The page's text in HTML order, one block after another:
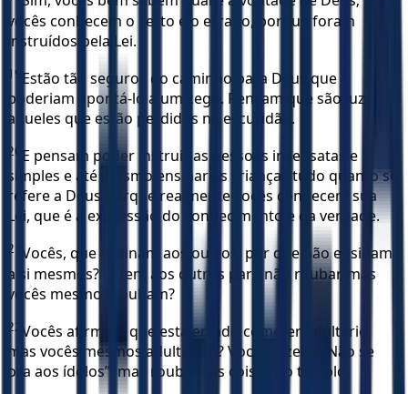
vocês conhecem o certo e o errado, porque foram
instruídos pela Lei.
19 Estão tão seguros do caminho para Deus que
poderiam apontá-lo a um cego. Pensam que são luz para
aqueles que estão perdidos na escuridão.
20 E pensam poder instruir as pessoas insensatas e
simples e até mesmo ensinar às crianças tudo quanto se
refere a Deus porque realmente vocês conhecem sua
Lei, que é a expressão do conhecimento e da verdade.
21
Vocês, que ensinam aos outros, por que não ensinam
a si mesmos? Dizem aos outros para não roubar, mas
vocês mesmos roubam?
22 Vocês afirmam que está errado cometer adultério,
mas vocês mesmos adulteram? Vocês dizem: “Não se
ora aos ídolos”, mas roubam as coisas do templo.